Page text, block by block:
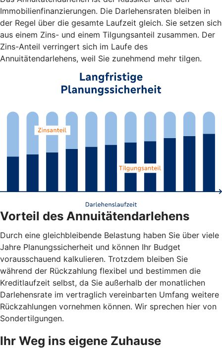
Immobilienfinanzierungen. Die Darlehensraten bleiben in
der Regel über die gesamte Laufzeit gleich. Sie setzen sich
aus einem Zins- und einem Tilgungsanteil zusammen. Der
Zins-Anteil verringert sich im Laufe des
Annuitätendarlehens, weil Sie zunehmend mehr tilgen.
Vorteil des Annuitätendarlehens
Durch eine gleichbleibende Belastung haben Sie über viele
Jahre Planungssicherheit und können Ihr Budget
vorausschauend kalkulieren. Trotzdem bleiben Sie
während der Rückzahlung flexibel und bestimmen die
Kreditlaufzeit selbst, da Sie außerhalb der monatlichen
Darlehensrate im vertraglich vereinbarten Umfang weitere
Rückzahlungen vornehmen können. Wir sprechen hier von
Sondertilgungen.
Ihr Weg ins eigene Zuhause